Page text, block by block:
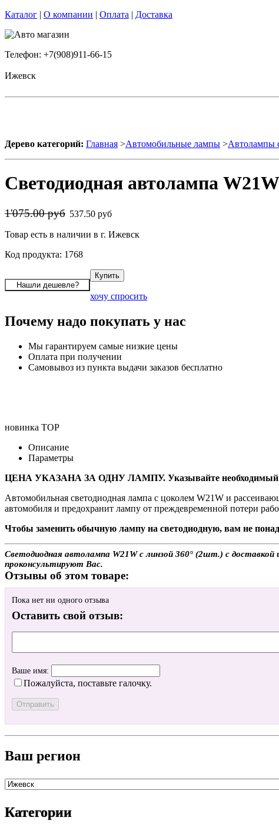
Каталог | О компании | Оплата | Доставка
Телефон: +7(908)911-66-15
Ижевск
Дерево категорий: Главная >Автомобильные лампы >Автолампы
Светодиодная автолампа
1'075.00 руб 537.50 руб
Товар есть в наличии в г. Ижевск
Код продукта: 1768
хочу спросить
Почему надо покупать у нас
Мы гарантируем самые низкие цены
Оплата при получении
Самовывоз из пункта выдачи заказов бесплатно
новинка TOP
Описание
Параметры
ЦЕНА УКАЗАНА ЗА ОДНУ ЛАМПУ. Указывайте необходимый
Автомобильная светодиодная лампа с цоколем W21W и
автомобиля и предохранит лампу от преждевременной потери
Чтобы заменить обычную лампу на светодиодную, вам не
Светодиодная автолампа W21W с линзой 360° (2шт.) с
проконсультируют Вас.
Отзывы об этом товаре:
Пока нет ни одного отзыва
Оставить свой отзыв:
Ваше имя:
Пожалуйста, поставьте галочку.
Ваш регион
Категории